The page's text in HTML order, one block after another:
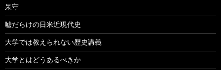
呆守
嘘だらけの日米近現代史
大学では教えられない歴史講義
大学とはどうあるべきか